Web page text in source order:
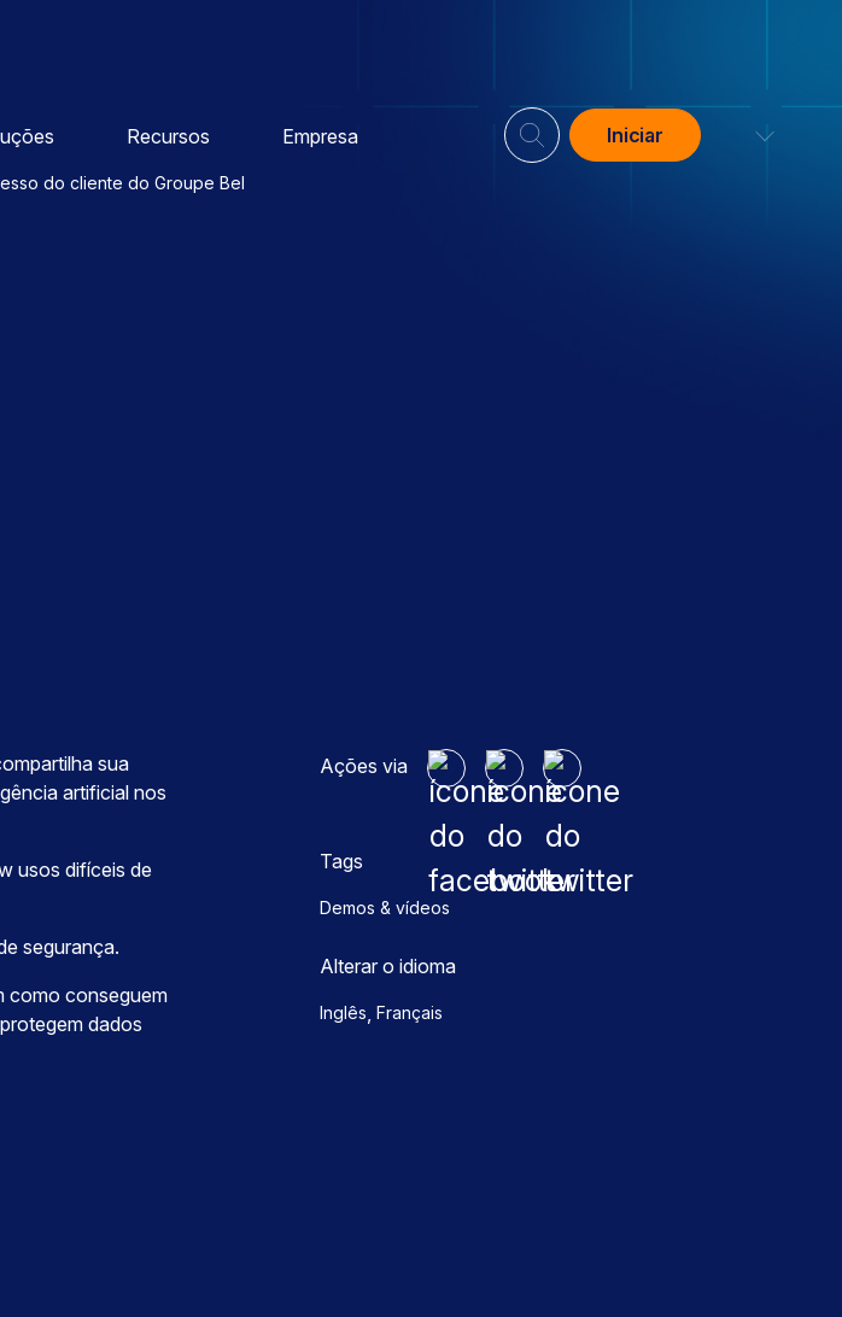
Recursos Empresa Iniciar
do cliente do Groupe Bel
sua
artificial nos
usos difíceis de
segurança.
como conseguem
dados
Ações via
Tags
Demos & vídeos
Alterar o idioma
Inglês, Français